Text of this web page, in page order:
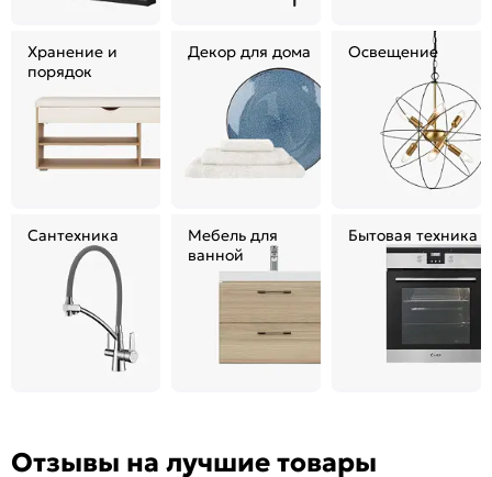
Хранение и
порядок
Декор для дома Освещение
Сантехника
Мебель для
ванной
Бытовая техника
Отзывы на лучшие товары